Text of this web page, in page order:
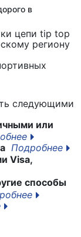
в
цепи tip top
региону
следующими
или
Подробнее
Visa,
способы